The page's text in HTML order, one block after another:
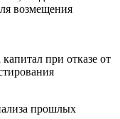
возмещения
при отказе от
прошлых